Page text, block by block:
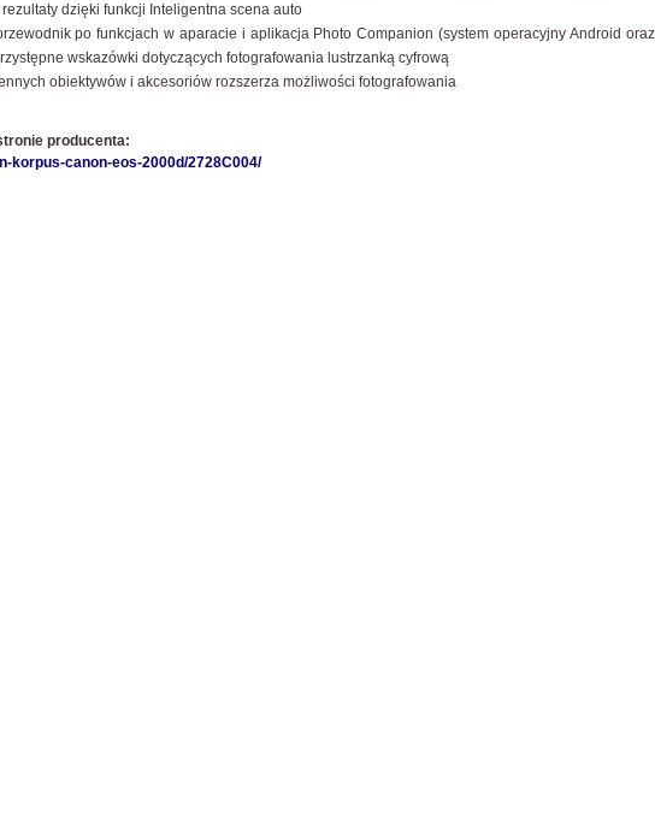
dzięki funkcji Inteligentna scena auto
po funkcjach w aparacie i aplikacja Photo Companion (system operacyjny Android
wskazówki dotyczących fotografowania lustrzanką cyfrową
obiektywów i akcesoriów rozszerza możliwości fotografowania
producenta:
korpus-canon-eos-2000d/2728C004/